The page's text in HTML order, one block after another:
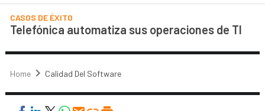
CASOS DE ÉXITO
Telefónica automatiza sus operaciones de TI
Home Calidad Del Software